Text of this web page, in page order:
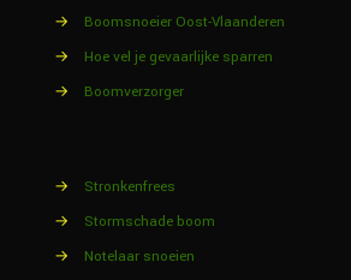
→
Boomsnoeier Oost-Vlaanderen
→
Hoe vel je gevaarlijke sparren
→
Boomverzorger
→
Stronkenfrees
→
Stormschade boom
→
Notelaar snoeien